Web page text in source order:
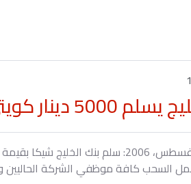
كويتي إلى الرابح في السحب
السحب كافة موظفي الشركة الحاليين